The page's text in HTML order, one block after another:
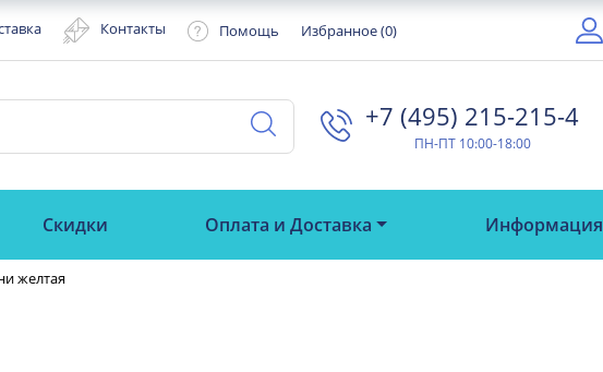
Контакты Помощь Избранное (0)
+7 (495) 215-215-4⁠
ПН-ПТ 10:00-18:00
Скидки Оплата и Доставка Информация
желтая